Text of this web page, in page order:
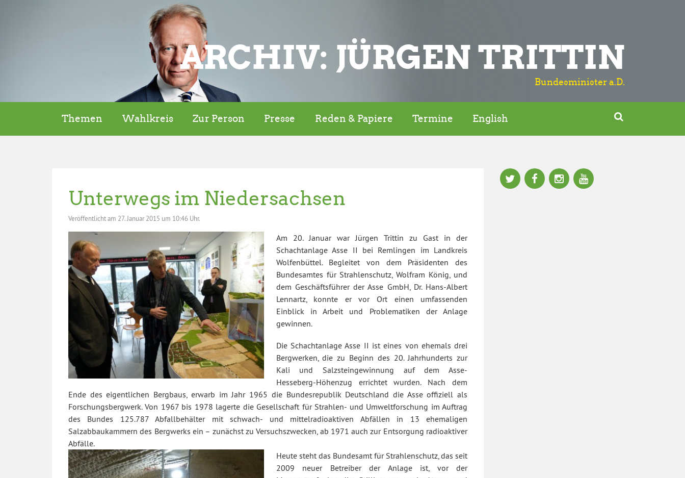
ARCHIV: JÜRGEN TRITTIN
Bundesminister a.D.
Themen Wahlkreis Zur Person Presse Reden & Papiere Termine English 
Unterwegs im Niedersachsen
Veröffentlicht am 27. Januar 2015 um 10:46 Uhr.
Am 20. Januar war Jürgen Trittin zu Gast in der
Schachtanlage Asse II bei Remlingen im Landkreis
Wolfenbüttel. Begleitet von dem Präsidenten des
Bundesamtes für Strahlenschutz, Wolfram König, und
dem Geschäftsführer der Asse GmbH, Dr. Hans-Albert
Lennartz, konnte er vor Ort einen umfassenden
Einblick in Arbeit und Problematiken der Anlage
gewinnen.
Die Schachtanlage Asse II ist eines von ehemals drei
Bergwerken, die zu Beginn des 20. Jahrhunderts zur
Kali und Salzsteingewinnung auf dem Asse-
Hesseberg-Höhenzug errichtet wurden. Nach dem
Ende des eigentlichen Bergbaus, erwarb im Jahr 1965 die Bundesrepublik Deutschland die Asse offiziell als
Forschungsbergwerk. Von 1967 bis 1978 lagerte die Gesellschaft für Strahlen- und Umweltforschung im Auftrag
des Bundes 125.787 Abfallbehälter mit schwach- und mittelradioaktiven Abfällen in 13 ehemaligen
Salzabbaukammern des Bergwerks ein – zunächst zu Versuchszwecken, ab 1971 auch zur Entsorgung radioaktiver
Abfälle.
Heute steht das Bundesamt für Strahlenschutz, das seit
2009 neuer Betreiber der Anlage ist, vor der